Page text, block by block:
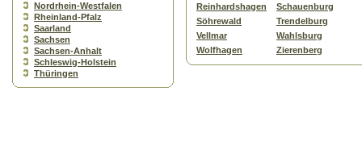
Nordrhein-Westfalen
Rheinland-Pfalz
Saarland
Sachsen
Sachsen-Anhalt
Schleswig-Holstein
Thüringen
Reinhardshagen
Schauenburg
Söhrewald
Trendelburg
Vellmar
Wahlsburg
Wolfhagen
Zierenberg